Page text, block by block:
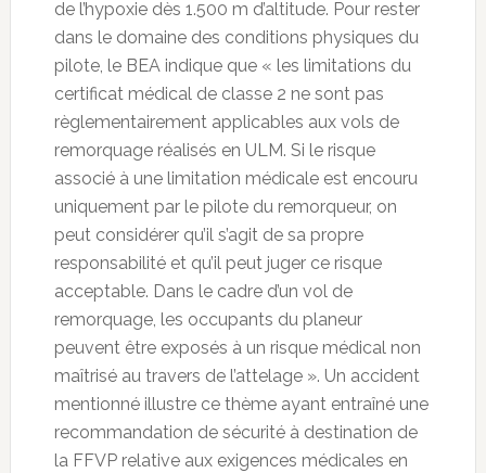
de l’hypoxie dès 1.500 m d’altitude. Pour rester
dans le domaine des conditions physiques du
pilote, le BEA indique que « les limitations du
certificat médical de classe 2 ne sont pas
règlementairement applicables aux vols de
remorquage réalisés en ULM. Si le risque
associé à une limitation médicale est encouru
uniquement par le pilote du remorqueur, on
peut considérer qu’il s’agit de sa propre
responsabilité et qu’il peut juger ce risque
acceptable. Dans le cadre d’un vol de
remorquage, les occupants du planeur
peuvent être exposés à un risque médical non
maîtrisé au travers de l’attelage ». Un accident
mentionné illustre ce thème ayant entraîné une
recommandation de sécurité à destination de
la FFVP relative aux exigences médicales en